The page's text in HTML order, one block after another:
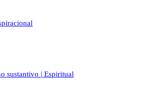
sustantivo | Espiritual